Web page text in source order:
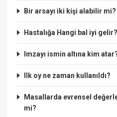
Bir arsayı iki kişi alabilir mi?
Hastalığa Hangi bal iyi gelir?
Imzayı ismin altına kim
Ilk oy ne zaman kullanıldı?
Masallarda evrensel
mi?